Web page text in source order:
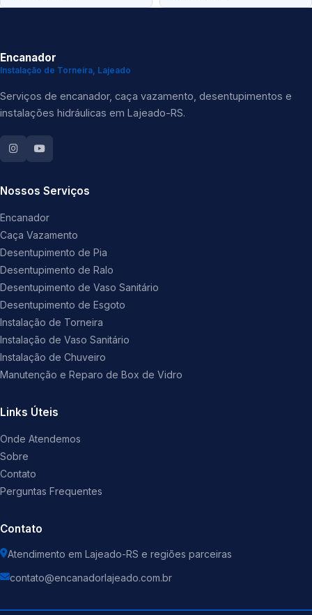
Encanador
Instalação de Torneira, Lajeado
Serviços de encanador, caça vazamento, desentupimentos e
instalações hidráulicas em Lajeado-RS.
Nossos Serviços
Encanador
Caça Vazamento
Desentupimento de Pia
Desentupimento de Ralo
Desentupimento de Vaso Sanitário
Desentupimento de Esgoto
Instalação de Torneira
Instalação de Vaso Sanitário
Instalação de Chuveiro
Manutenção e Reparo de Box de Vidro
Links Úteis
Onde Atendemos
Sobre
Contato
Perguntas Frequentes
Contato
Atendimento em Lajeado-RS e regiões parceiras
contato@encanadorlajeado.com.br